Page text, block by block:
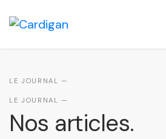
LE JOURNAL —
Nos articles.